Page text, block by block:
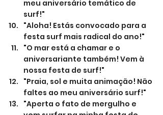
meu aniversário temático de
surf!"
"Aloha! Estás convocado para a
festa surf mais radical do ano!"
"O mar está a chamar e o
aniversariante também! Vem à
nossa festa de surf!"
"Praia, sol e muita animação! Não
faltes ao meu aniversário surf!"
"Aperta o fato de mergulho e